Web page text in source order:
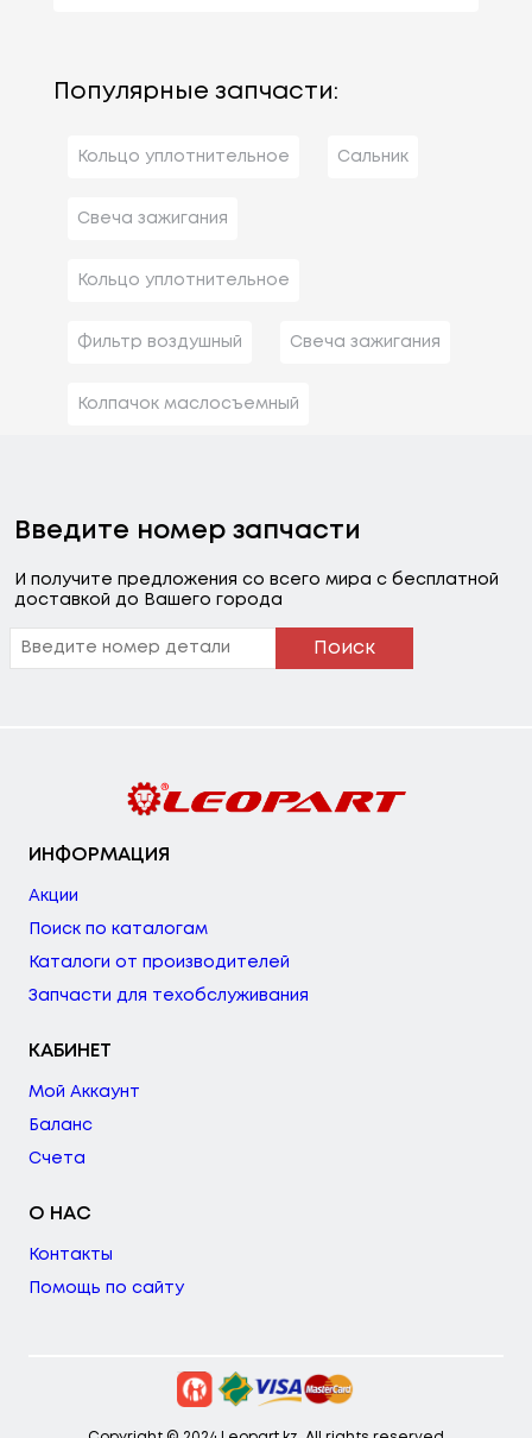
Популярные запчасти:
Кольцо уплотнительное Сальник
Свеча зажигания
Кольцо уплотнительное
Фильтр воздушный Свеча зажигания
Колпачок маслосъемный
Введите номер запчасти
И получите предложения со всего мира с бесплатной
доставкой до Вашего города
Поиск
ИНФОРМАЦИЯ
Акции
Поиск по каталогам
Каталоги от производителей
Запчасти для техобслуживания
КАБИНЕТ
Мой Аккаунт
Баланс
Счета
О НАС
Контакты
Помощь по сайту